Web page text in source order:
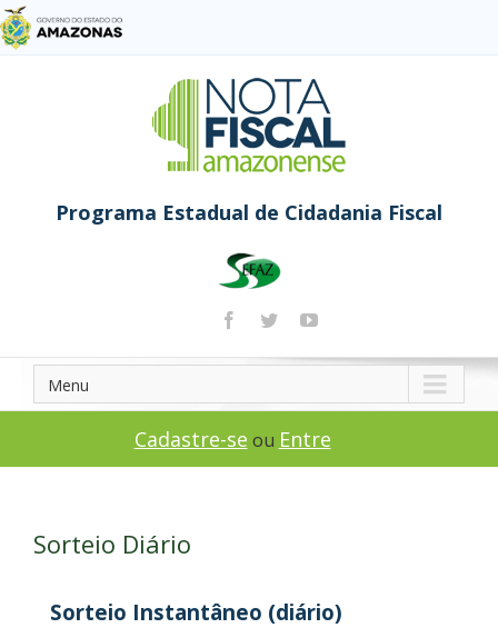
Programa Estadual de Cidadania Fiscal
Menu
Cadastre-se ou Entre
Sorteio Diário
Sorteio Instantâneo (diário)